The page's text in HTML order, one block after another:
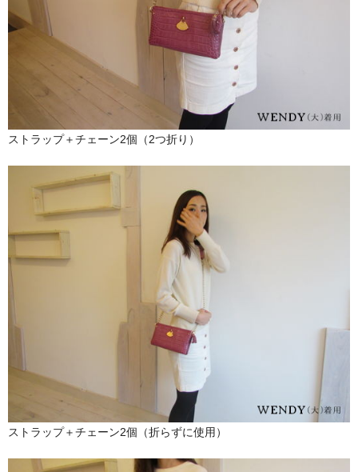
ストラップ＋チェーン2個（2つ折り）
ストラップ＋チェーン2個（折らずに使用）